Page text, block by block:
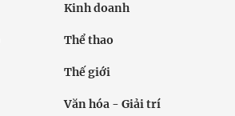
Kinh doanh
Thể thao
Thế giới
Văn hóa - Giải trí